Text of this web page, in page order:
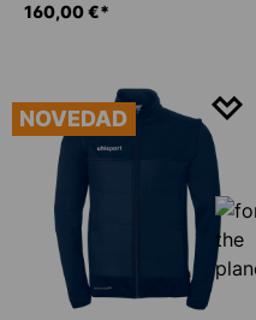
160,00 €*
NOVEDAD